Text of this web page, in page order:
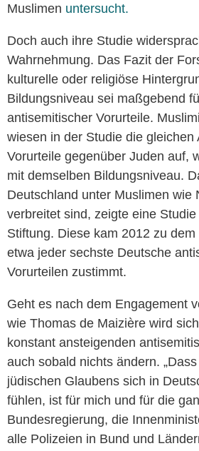
Muslimen untersucht.
Doch auch ihre Studie
Wahrnehmung. Das Fazit der
kulturelle oder religiöse
Bildungsniveau sei maßgebend
antisemitischer Vorurteile.
wiesen in der Studie die gleichen
Vorurteile gegenüber Juden auf,
mit demselben Bildungsniveau.
Deutschland unter Muslimen wie
verbreitet sind, zeigte eine
Stiftung. Diese kam 2012 zu
etwa jeder sechste Deutsche
Vorurteilen zustimmt.
Geht es nach dem Engagement
wie Thomas de Maizière wird
konstant ansteigenden
auch sobald nichts ändern.
jüdischen Glaubens sich in
fühlen, ist für mich und für die
Bundesregierung, die
alle Polizeien in Bund und